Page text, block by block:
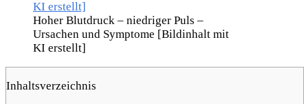
Hoher Blutdruck – niedriger Puls –
Ursachen und Symptome [Bildinhalt mit
KI erstellt]
Inhaltsverzeichnis